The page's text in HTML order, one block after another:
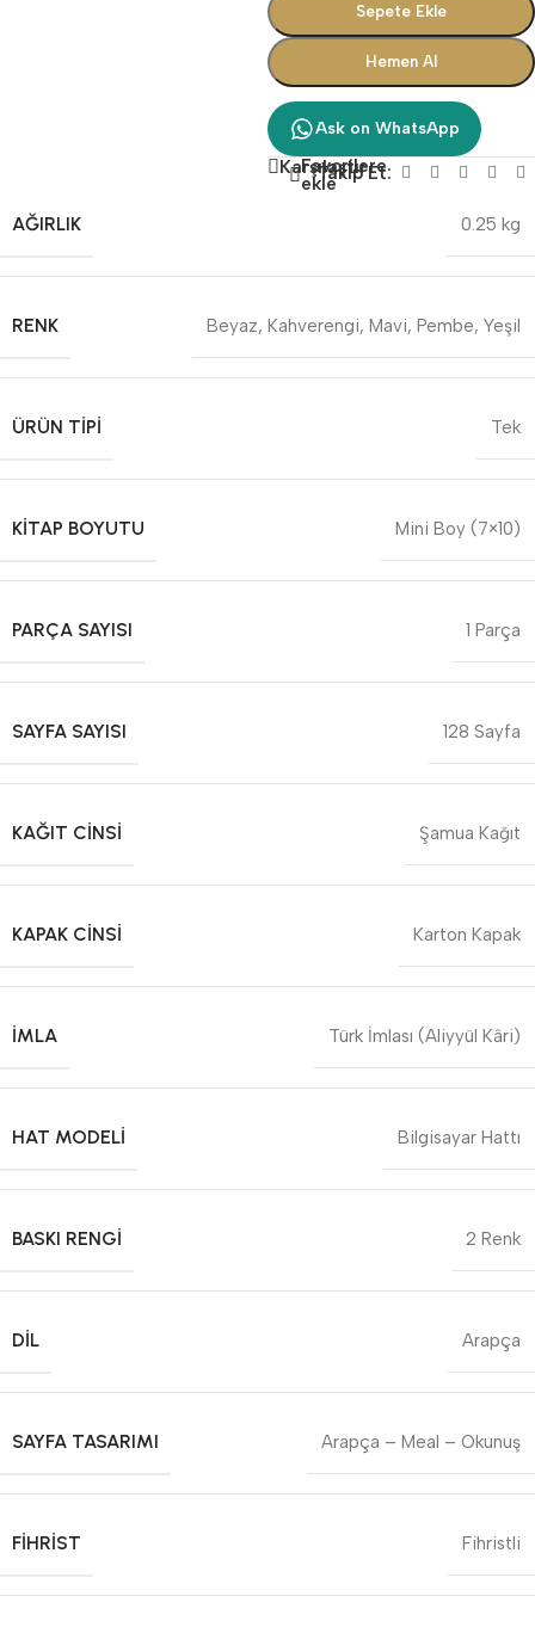
Sepete Ekle
Hemen Al
Ask on WhatsApp
Karşılaştır
Favorilere
ekleTakip Et:
AĞIRLIK 0.25 kg
RENK Beyaz, Kahverengi, Mavi, Pembe, Yeşil
ÜRÜN TIPI Tek
KITAP BOYUTU Mini Boy (7×10)
PARÇA SAYISI 1 Parça
SAYFA SAYISI 128 Sayfa
KAĞIT CINSI Şamua Kağıt
KAPAK CINSI Karton Kapak
İMLA Türk İmlası (Aliyyül Kâri)
HAT MODELI Bilgisayar Hattı
BASKI RENGI 2 Renk
DIL Arapça
SAYFA TASARIMI Arapça – Meal – Okunuş
FIHRIST Fihristli